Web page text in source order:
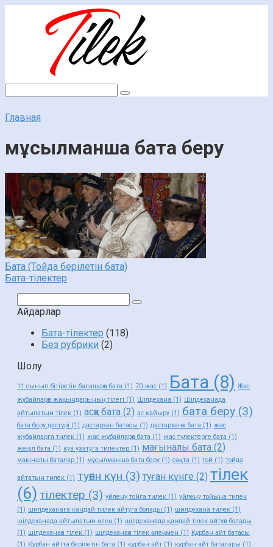
Главная
мұсылманша бата беру
Бата (Тойда берілетін бата)
Бата-тілектер
Айдарлар
Бата-тілектер (118)
Без рубрики (2)
Шолу
11 сынып бітіретін балаларға бата (1) 70 жас (1) Бата (8) Жас
жұбайларға жақындарының тілегі (1) Шілдехана (1) Шілдеханада
айтылатын тілек (1) асқа бата (2) ас қайыру (1) бата беру (3)
бата беру дәстүрі (1) дастархан батасы (1) дастарханға бата (1) жас
жубайларга тилек (1) жас жұбайларға бата (1) жас түлектерге бата (1)
жеңіл бата (1) куз узатуга тилектер (1) мағыналы бата (2)
мағыналы баталар (1) мұсылманша бата беру (1) сақта (1) той (1) тойда
айтатын тилек (1) туған күн (3) туған күнге (2) тілек
(6) тілектер (3) уйлену тойга тилек (1) уйлену тойына тилек
(1) шилдеханага кандай тилек айтуга болады (1) шилдехана тилек (1)
шілдеханада айтылатын өлең (1) шілдеханада қандай тілек айтуға болады
(1) шілдеханаға тілек (1) шілдеханаға тілек өлеңмен (1) Құрбан айт батасы
(1) Құрбан айтта берілетін бата (1) құрбан айт (1) құрбан айт баталары (1)